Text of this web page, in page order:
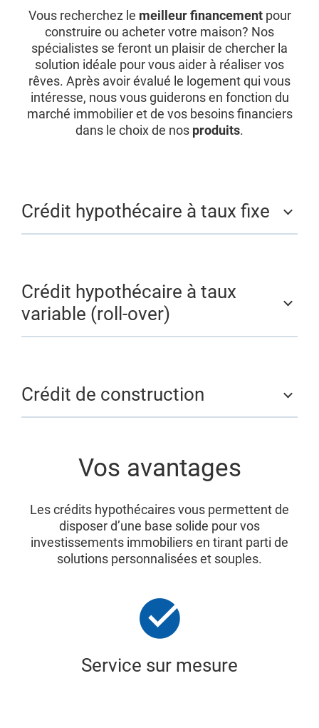
Vous recherchez le meilleur financementpour
construire ou acheter votre maison? Nos
spécialistes se feront un plaisir de chercher la
solution idéale pour vous aider à réaliser vos
rêves. Après avoir évalué le logement qui vous
intéresse, nous vous guiderons en fonction du
marché immobilier et de vos besoins financiers
dans le choix de nos produits.
Crédit hypothécaire à taux fixe
Crédit hypothécaire à taux
variable (roll-over)
Crédit de construction
Vos avantages
Les crédits hypothécaires vous permettent de
disposer d’une base solide pour vos
investissements immobiliers en tirant parti de
solutions personnalisées et souples.
Service sur mesure